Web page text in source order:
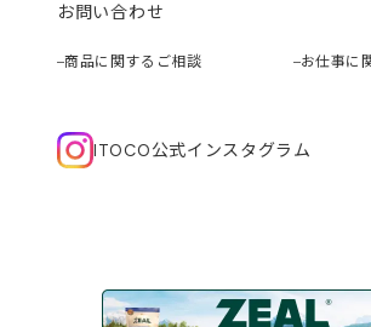
お問い合わせ
商品に関するご相談 お仕事に
ITOCO公式インスタグラム